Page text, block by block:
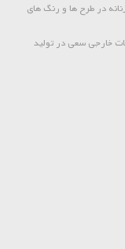
در طرح ها و رنگ های
خارجی سعی در تولید